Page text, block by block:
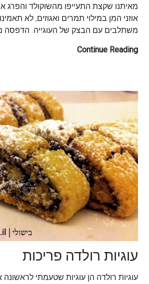
מאיתנו שקצת התעייפו מהשוקולד והפרג
אוזני המן במילוי תמרים ואגוזים, לא
משתלבים עם הבצק של העוגייה. הדפסה
Continue Reading
עוגיות רולדה פריכות
עוגיות רולדה הן עוגיות שטעמתי